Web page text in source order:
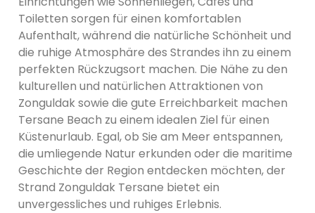
Toiletten sorgen für einen komfortablen
Aufenthalt, während die natürliche Schönheit und
die ruhige Atmosphäre des Strandes ihn zu einem
perfekten Rückzugsort machen. Die Nähe zu den
kulturellen und natürlichen Attraktionen von
Zonguldak sowie die gute Erreichbarkeit machen
Tersane Beach zu einem idealen Ziel für einen
Küstenurlaub. Egal, ob Sie am Meer entspannen,
die umliegende Natur erkunden oder die maritime
Geschichte der Region entdecken möchten, der
Strand Zonguldak Tersane bietet ein
unvergessliches und ruhiges Erlebnis.